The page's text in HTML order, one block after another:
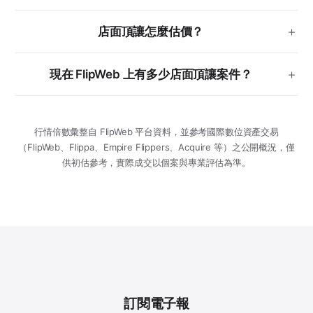
店面頂讓怎麼估價？
現在 FlipWeb 上有多少店面頂讓案件？
行情倍數彙整自 FlipWeb 平台資料，並參考國際數位資產交易
（FlipWeb、Flippa、Empire Flippers、Acquire 等）之公開概況，僅
供初估參考，實際成交以個案與專業評估為準。
訂閱電子報